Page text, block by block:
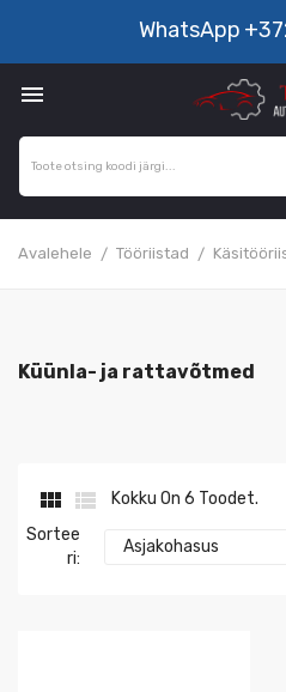
WhatsApp

Avalehele Tööriistad
Küünla- ja rattavõtmed
 
Kokku On 6 Toodet.
Sortee
Ri:
Asjakohasus